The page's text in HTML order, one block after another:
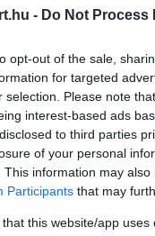
- Do Not Process
opt-out of the sale,
for targeted
selection. Please note
interest-based ads
to third parties
of your personal
This information may
Participants that may
that this website/app
pont miatta és a
HITELESÍTETT
2026. 07. 08. 11:41
elvesztetted a
hajlamaidat.